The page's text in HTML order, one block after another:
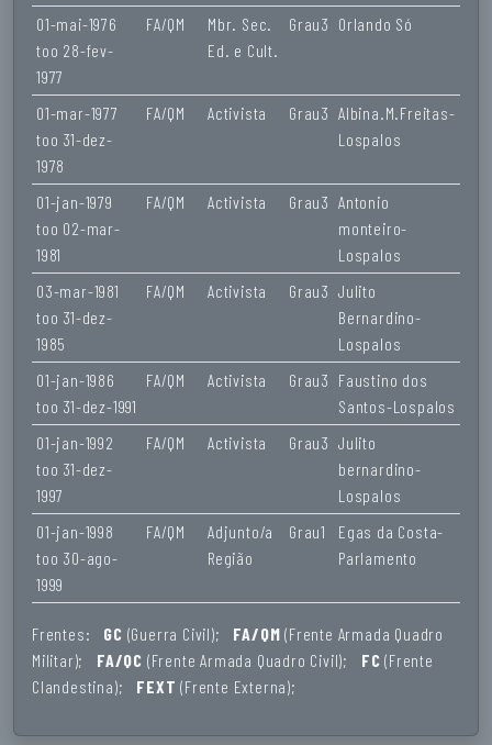
01-mai-1976
too 28-fev-
1977
FA/QM
Mbr. Sec.
Ed. e Cult.
Grau3 Orlando Só
01-mar-1977
too 31-dez-
1978
FA/QM Activista Grau3 Albina.M.Freitas-
Lospalos
01-jan-1979
too 02-mar-
1981
FA/QM Activista Grau3 Antonio
monteiro-
Lospalos
03-mar-1981
too 31-dez-
1985
FA/QM Activista Grau3 Julito
Bernardino-
Lospalos
01-jan-1986
too 31-dez-1991
FA/QM Activista Grau3 Faustino dos
Santos-Lospalos
01-jan-1992
too 31-dez-
1997
FA/QM Activista Grau3 Julito
bernardino-
Lospalos
01-jan-1998
too 30-ago-
1999
FA/QM
Adjunto/a
Região
Grau1
Egas da Costa-
Parlamento
Frentes: GC (Guerra Civil); FA/QM(Frente Armada Quadro
Militar);
FA/QC (Frente Armada Quadro Civil); FC(Frente
Clandestina);
FEXT (Frente Externa);